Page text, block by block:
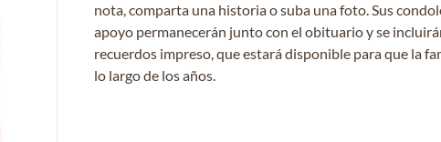
nota, comparta una historia o suba una foto. Sus
apoyo permanecerán junto con el obituario y se
recuerdos impreso, que estará disponible para que la
lo largo de los años.